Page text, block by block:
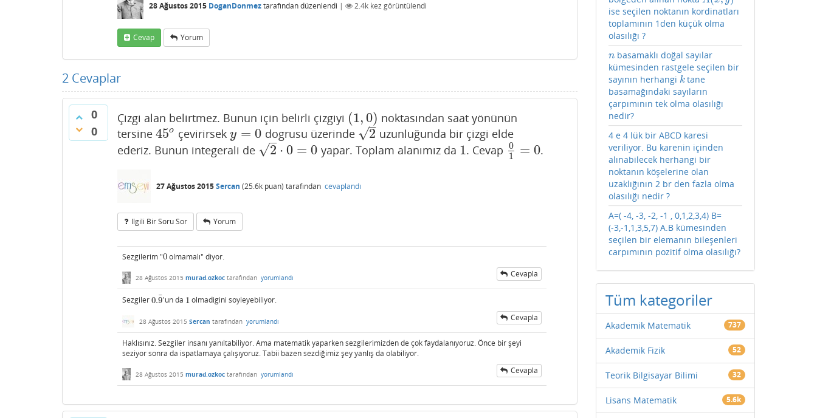
28 Ağustos 2015 DoganDonmeztarafındandüzenlendi | 2.4k kez görüntülendi
Cevap Yorum
2 Cevaplar
0
0
Çizgi alan belirtmez. Bunun için belirli çizgiyi (1,0)
(1,0 )
noktasından saat yönünün
tersine 45o
45o çevirirseky = 0
y=0 dogrusu üzerinde 2
–
√
2
uzunluğunda bir çizgi elde
ederiz. Bunun integerali de
2
–
√ ⋅ 0 = 0
2⋅0= 0 yapar. Toplam alanımız da 1
1. Cevap 0
1
= 0
01 =0 .
27 Ağustos 2015Sercan (25.6k puan) tarafından cevaplandı
Ilgili Bir Soru Sor Yorum
Sezgilerim "0
0olmamalı" diyor.
28 Ağustos 2015 murad.ozkoc tarafından yorumlandı Cevapla
Sezgiler0.9
¯
0.9¯'un da 1
1olmadigini soyleyebiliyor.
28 Ağustos 2015 Sercan tarafından yorumlandı Cevapla
Haklısınız. Sezgiler insanı yanıltabiliyor. Ama matematik yaparken sezgilerimizden de çok faydalanıyoruz. Önce bir şeyi
seziyor sonra da ispatlamaya çalışıyoruz. Tabii bazen sezdiğimiz şey yanlış da olabiliyor.
28 Ağustos 2015 murad.ozkoc tarafından yorumlandı Cevapla
ise seçilen noktanın kordinatları
toplamının 1den küçük olma
olasılığı ?
n
n basamaklı doğal sayılar
kümesinden rastgele seçilen bir
sayının herhangi k
ktane
basamağındaki sayıların
çarpımının tek olma olasılığı
nedir?
4 e 4 lük bir ABCD karesi
veriliyor. Bu karenin içinden
alınabilecek herhangi bir
noktanın köşelerine olan
uzaklığının 2 br den fazla olma
olasılığı nedir ?
A=( -4, -3, -2, -1 , 0,1,2,3,4) B=
(-3,-1,1,3,5,7) A.B kümesinden
seçilen bir elemanın bileşenleri
carpımının pozitif olma olasılığı?
Tüm kategoriler
Akademik Matematik 737
Akademik Fizik 52
Teorik Bilgisayar Bilimi 32
Lisans Matematik 5.6k